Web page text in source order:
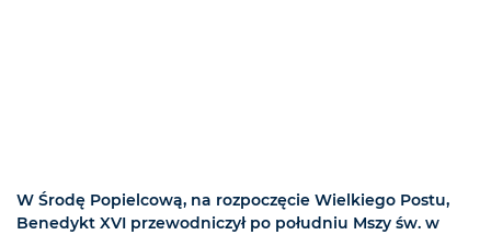
W Środę Popielcową, na rozpoczęcie Wielkiego Postu,
Benedykt XVI przewodniczył po południu Mszy św. w